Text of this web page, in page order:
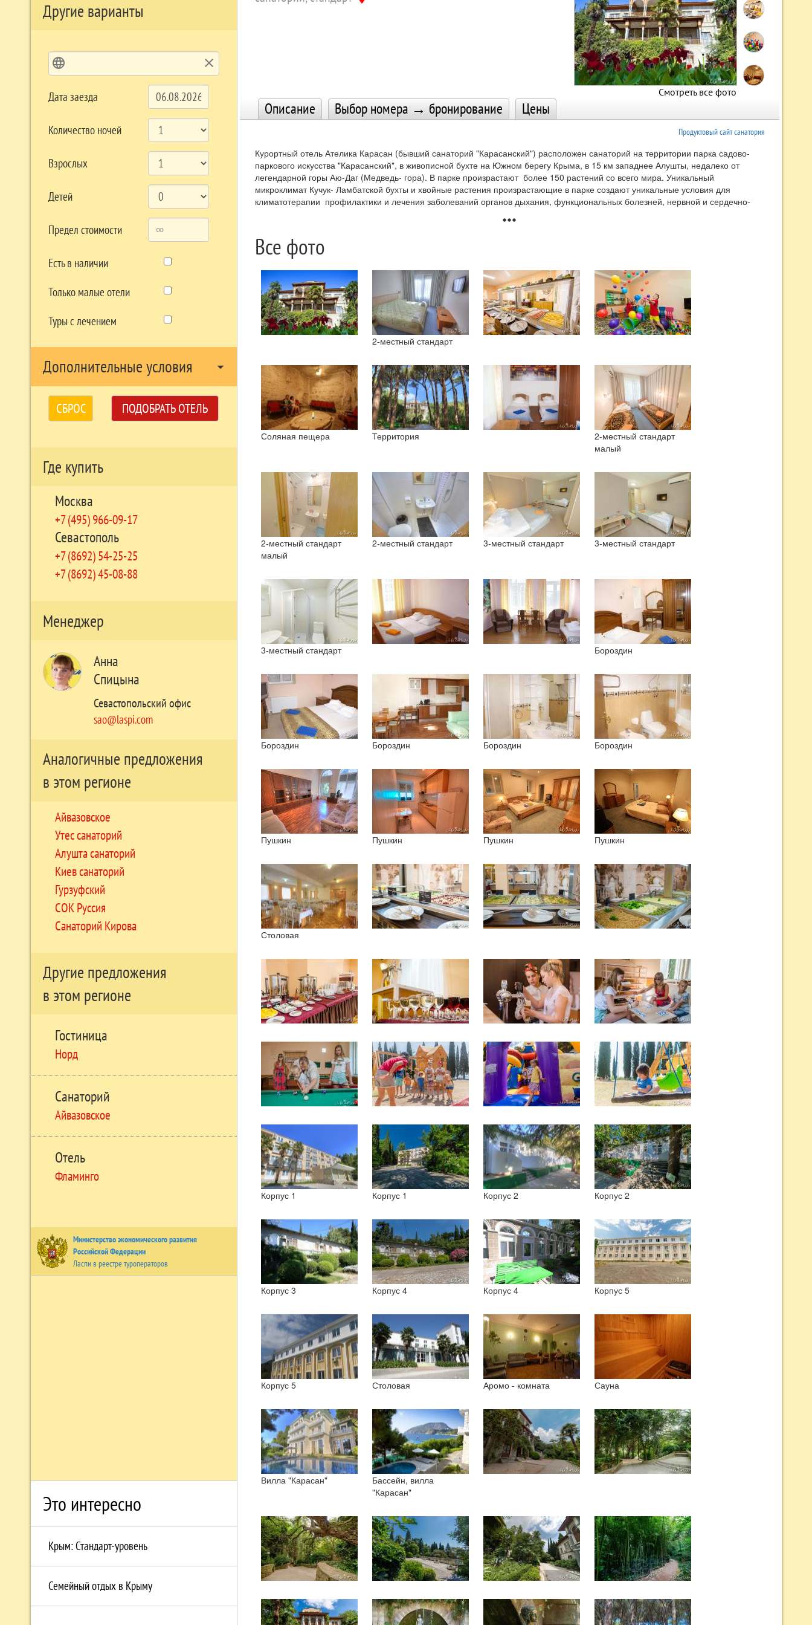
Другие варианты
language clear
Дата заезда
Количество ночей
Взрослых
Детей
Предел стоимости
Есть в наличии
Только малые отели
Туры с лечением
Дополнительные условия arrow_drop_down
СБРОС ПОДОБРАТЬ ОТЕЛЬ
Где купить
Москва
+7 (495) 966-09-17
Севастополь
+7 (8692) 54-25-25
+7 (8692) 45-08-88
Менеджер
Анна
Спицына
Севастопольский офис
sao@laspi.com
Аналогичные предложения
в этом регионе
Айвазовское
Утес санаторий
Алушта санаторий
Киев санаторий
Гурзуфский
СОК Руссия
Санаторий Кирова
Другие предложения
в этом регионе
Гостиница
Норд
Санаторий
Айвазовское
Отель
Фламинго
Министерство экономического развития
Российской Федерации
Ласпи в реестре туроператоров
Это интересно
Крым: Стандарт-уровень
Семейный отдых в Крыму
Смотреть все фото
Описание Выбор номера → бронирование Цены
Продуктовый сайт санатория
Курортный отель Ателика Карасан (бывший санаторий "Карасанский") расположен санаторий на территории парка садово-
паркового искусства "Карасанский", в живописной бухте на Южном берегу Крыма, в 15 км западнее Алушты, недалеко от
легендарной горы Аю-Даг (Медведь- гора). В парке произрастают более 150 растений со всего мира. Уникальный
микроклимат Кучук- Ламбатской бухты и хвойные растения произрастающие в парке создают уникальные условия для
климатотерапии профилактики и лечения заболеваний органов дыхания, функциональных болезней, нервной и сердечно-
«Все включено».
Название имения происходит от названия местности Карасан, «Кара-Асан» (от крымско-тат. «Qara Asan», Кара Асан).
Существует предположение, что название местности происходит от персидского "Хорасан" (провинция Персии) – в переводе
буквально означающее «восход солнца, восток» и дал его Раевский-младший в память о своём пребывании в Персии.
Местность на берегу моря, к северо-востоку от Партенита, издревле известная, как Кучук-Ламбат, в начале XIX века
принадлежала генерал-лейтенанту и сенатору Андрею Михайловичу Бороздину. В 1839 году, после женитьбы на племяннице
Андрея Михайловича, дочери его брата владельцем имения становится генерал Николай Раевский, потомки которого владели
усадьбой до 1917 года.
построен новый дом в неомавританском стиле , известный как дворец Раевских. В имении бывал и друг семейства Раевских
А.С Пушкин. В парке осталась память о нем – Пушкинская аллея и установленный бюст поэта около одного из домов имения.
В 1920 году имение было национализировано, а в 1924 году в нём был организован санаторий «Карасан».
С января 2018 года санаторий «Карасан» вошел в гостиничную сеть «Ателика» под своим новым названием Курорт «Ателика
Карасан».
more_horiz
Все фото
2-местный стандарт
Соляная пещера Территория
2-местный стандарт
малый
2-местный стандарт
малый
2-местный стандарт 3-местный стандарт 3-местный стандарт
3-местный стандарт Бороздин
Бороздин Бороздин Бороздин Бороздин
Пушкин Пушкин Пушкин Пушкин
Столовая
Корпус 1 Корпус 1 Корпус 2 Корпус 2
Корпус 3 Корпус 4 Корпус 4 Корпус 5
Корпус 5 Столовая Аромо - комната Сауна
Вилла "Карасан"
Бассейн, вилла
"Карасан"